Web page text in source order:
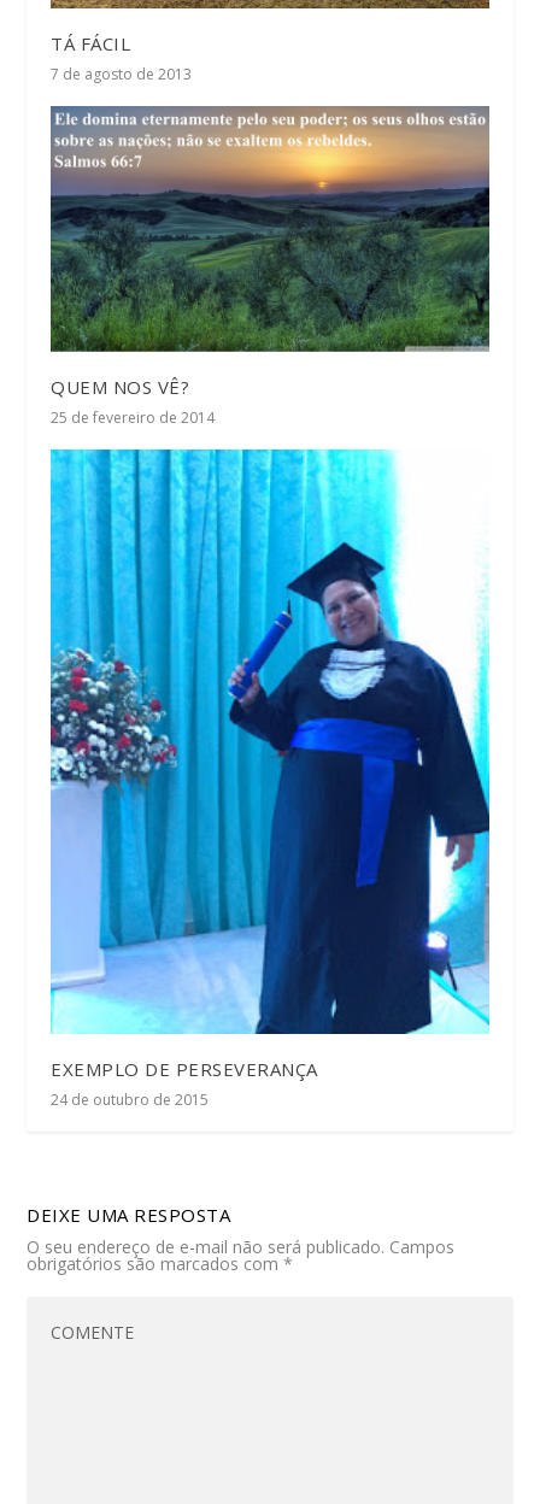
TÁ FÁCIL
7 de agosto de 2013
QUEM NOS VÊ?
25 de fevereiro de 2014
EXEMPLO DE PERSEVERANÇA
24 de outubro de 2015
DEIXE UMA RESPOSTA
O seu endereço de e-mail não será publicado. Campos
obrigatórios são marcados com*